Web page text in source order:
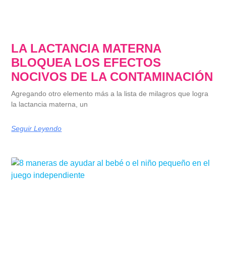
LA LACTANCIA MATERNA
BLOQUEA LOS EFECTOS
NOCIVOS DE LA CONTAMINACIÓN
Agregando otro elemento más a la lista de milagros que logra
la lactancia materna, un
Seguir Leyendo